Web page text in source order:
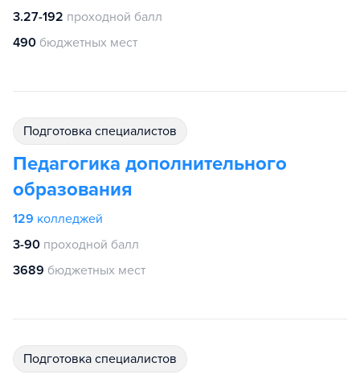
3.27-192 проходной балл
490 бюджетных мест
подготовка специалистов
Педагогика дополнительного
образования
129 колледжей
3-90 проходной балл
3689 бюджетных мест
подготовка специалистов